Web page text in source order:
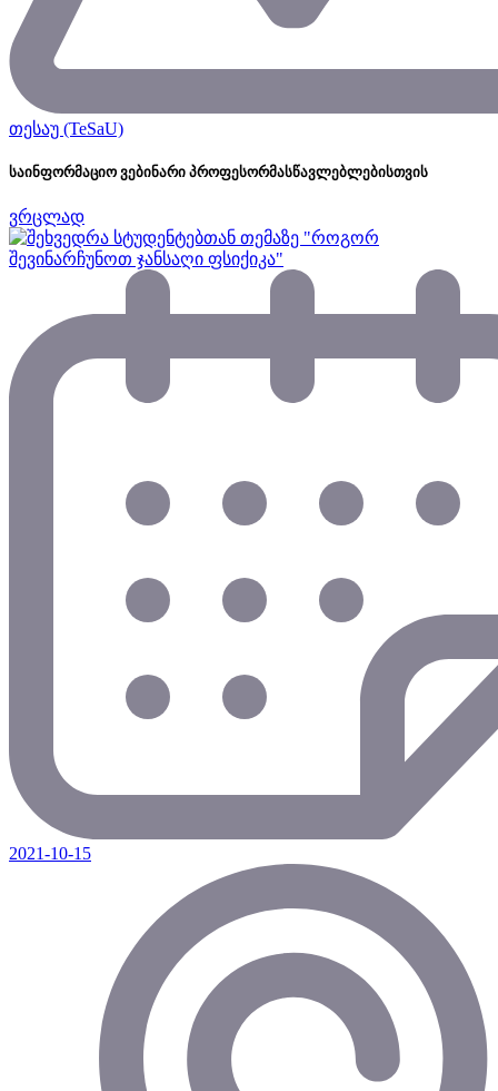
თესაუ (TeSaU)
საინფორმაციო ვებინარი პროფესორმასწავლებლებისთვის
ვრცლად
2021-10-15